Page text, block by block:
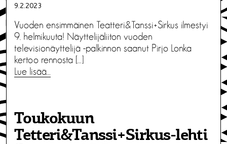
9.2.2023
Vuoden ensimmäinen Teatteri&Tanssi+Sirkus ilmestyi
9. helmikuuta! Näyttelijäliiton vuoden
televisionäyttelijä -palkinnon saanut Pirjo Lonka
kertoo rennosta […]
Lue lisää…
Toukokuun
Tetteri&Tanssi+Sirkus-lehti